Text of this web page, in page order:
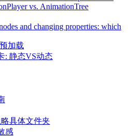
vs. AnimationTree
and changing properties: which
加载
: 静态VS动态
具体文件夹
感